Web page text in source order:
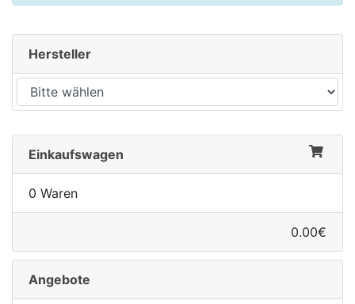
Hersteller
Einkaufswagen
0 Waren
0.00€
Angebote